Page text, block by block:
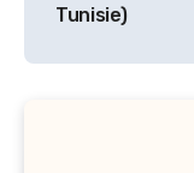
Tunisie)